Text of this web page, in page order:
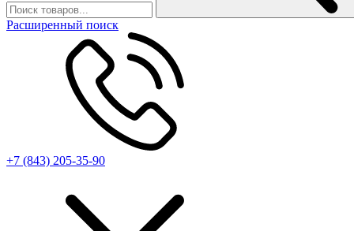
Расширенный поиск
+7 (843) 205-35-90